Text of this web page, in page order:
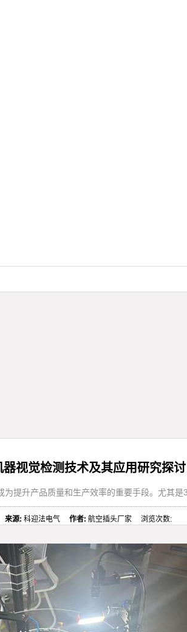
视觉检测技术及其应用研究探讨
提升产品质量和生产效率的重要手段。尤其
来源: 科迎法电气作者: 航空插头厂家 浏览次数: